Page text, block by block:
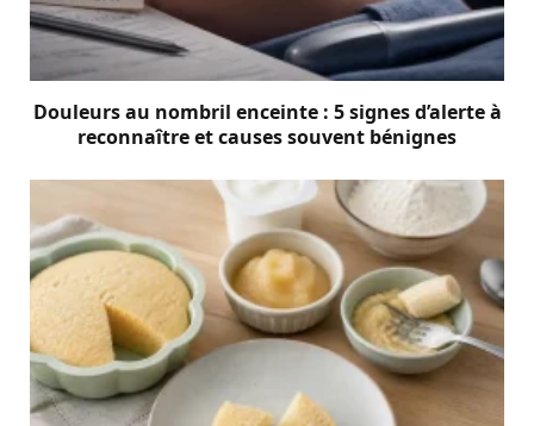
Douleurs au nombril enceinte : 5 signes d’alerte à
reconnaître et causes souvent bénignes